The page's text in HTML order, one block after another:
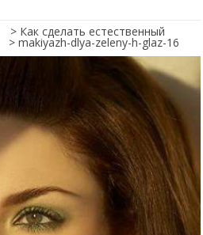
> Как сделать естественный
> makiyazh-dlya-zeleny-h-glaz-16